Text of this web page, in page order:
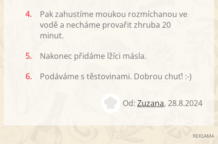
4.
Pak zahustíme moukou rozmíchanou ve
vodě a necháme provařit zhruba 20
minut.
5.
Nakonec přidáme lžíci másla.
6.
Podáváme s těstovinami. Dobrou chuť! :-)
Od: Zuzana, 28.8.2024
REKLAMA